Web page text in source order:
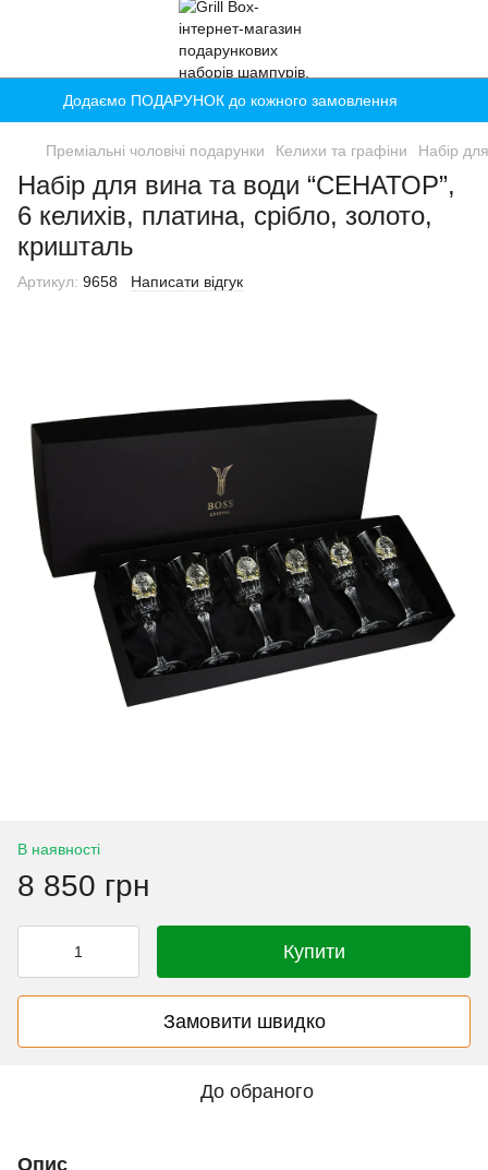
Додаємо ПОДАРУНОК до кожного замовлення
Преміальні чоловічі подарунки Келихи та графіни Набір
Набір для вина та води “СЕНАТОР”,
6 келихів, платина, срібло, золото,
кришталь
Артикул: 9658 Написати відгук
В наявності
8 850 грн
Купити
Замовити швидко
До обраного
Опис